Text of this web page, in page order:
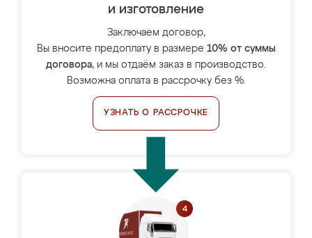
и изготовление
Заключаем договор,
Вы вносите предоплату в размере 10% от суммы
договора, и мы отдаём заказ в производство.
Возможна оплата в рассрочку без %.
УЗНАТЬ О РАССРОЧКЕ